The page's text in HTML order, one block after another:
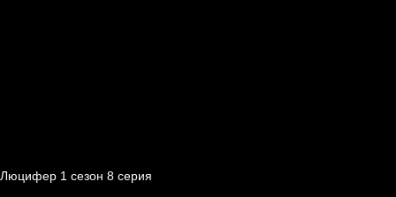
Люцифер 1 cезон 8 cерия